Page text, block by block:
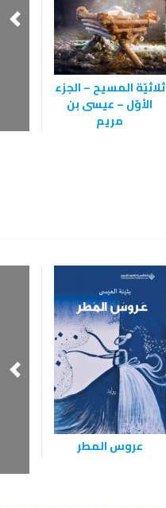
ثلاثيّة المسيح – الجزء
الأوّل – عيسى بن
مريم
عروس المطر